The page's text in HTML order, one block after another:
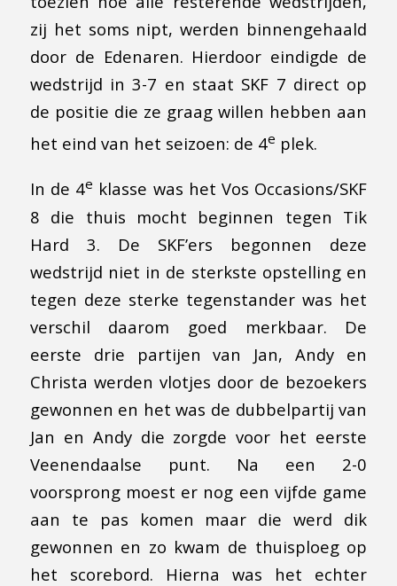
zij het soms nipt, werden binnengehaald
door de Edenaren. Hierdoor eindigde de
wedstrijd in 3-7 en staat SKF 7 direct op
de positie die ze graag willen hebben aan
het eind van het seizoen: de 4e plek.
In de 4e klasse was het Vos Occasions/SKF
8 die thuis mocht beginnen tegen Tik
Hard 3. De SKF’ers begonnen deze
wedstrijd niet in de sterkste opstelling en
tegen deze sterke tegenstander was het
verschil daarom goed merkbaar. De
eerste drie partijen van Jan, Andy en
Christa werden vlotjes door de bezoekers
gewonnen en het was de dubbelpartij van
Jan en Andy die zorgde voor het eerste
Veenendaalse punt. Na een 2-0
voorsprong moest er nog een vijfde game
aan te pas komen maar die werd dik
gewonnen en zo kwam de thuisploeg op
het scorebord. Hierna was het echter